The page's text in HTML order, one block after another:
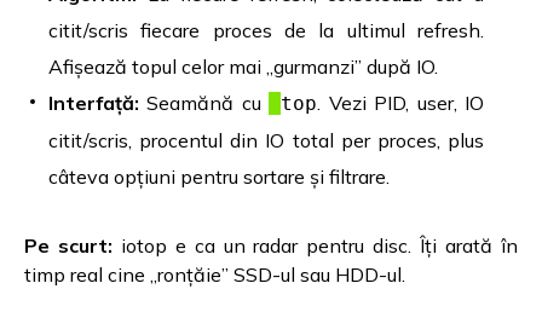
citit/scris fiecare proces de la ultimul refresh.
Afișează topul celor mai „gurmanzi” după IO.
Interfață: Seamănă cu top . Vezi PID, user, IO
citit/scris, procentul din IO total per proces, plus
câteva opțiuni pentru sortare și filtrare.
Pe scurt: iotop e ca un radar pentru disc. Îți arată în
timp real cine „ronțăie” SSD-ul sau HDD-ul.